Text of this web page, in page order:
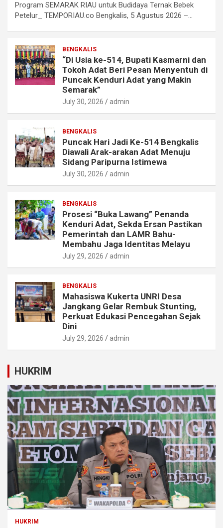
Program SEMARAK RIAU untuk Budidaya Ternak Bebek
Petelur_ TEMPORIAU.co Bengkalis, 5 Agustus 2026 –…
BENGKALIS
“Di Usia ke-514, Bupati Kasmarni dan
Tokoh Adat Beri Pesan Menyentuh di
Puncak Kenduri Adat yang Makin
Semarak”
July 30, 2026 admin
BENGKALIS
Puncak Hari Jadi Ke-514 Bengkalis
Diawali Arak-arakan Adat Menuju
Sidang Paripurna Istimewa
July 30, 2026 admin
BENGKALIS
Prosesi “Buka Lawang” Penanda
Kenduri Adat, Sekda Ersan Pastikan
Pemerintah dan LAMR Bahu-
Membahu Jaga Identitas Melayu
July 29, 2026 admin
BENGKALIS
Mahasiswa Kukerta UNRI Desa
Jangkang Gelar Rembuk Stunting,
Perkuat Edukasi Pencegahan Sejak
Dini
July 29, 2026 admin
HUKRIM
HUKRIM